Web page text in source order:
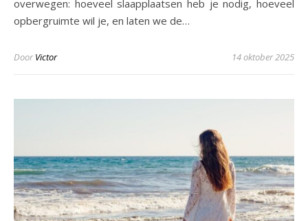
overwegen: hoeveel slaapplaatsen heb je nodig, hoeveel
opbergruimte wil je, en laten we de…
DoorVictor 14 oktober 2025